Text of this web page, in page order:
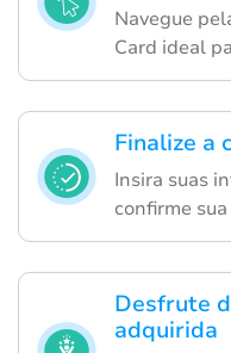
Navegue
Card ideal
Finalize a
Insira suas
confirme
Desfrute
adquirida